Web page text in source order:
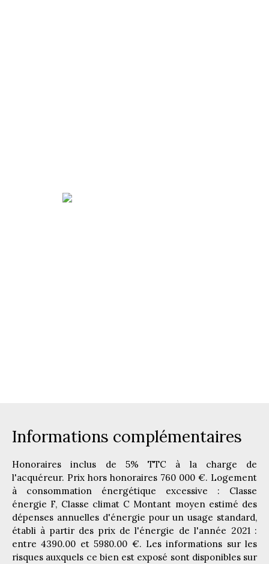
Informations complémentaires
Honoraires inclus de 5% TTC à la charge de
l'acquéreur. Prix hors honoraires 760 000 €. Logement
à consommation énergétique excessive : Classe
énergie F, Classe climat C Montant moyen estimé des
dépenses annuelles d'énergie pour un usage standard,
établi à partir des prix de l'énergie de l'année 2021 :
entre 4390.00 et 5980.00 €. Les informations sur les
risques auxquels ce bien est exposé sont disponibles sur